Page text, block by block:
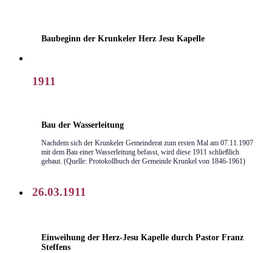
Baubeginn der Krunkeler Herz Jesu Kapelle
1911
Bau der Wasserleitung
Nachdem sich der Krunkeler Gemeinderat zum ersten Mal am 07.11.1907
mit dem Bau einer Wasserleitung befasst, wird diese 1911 schließlich
gebaut. (Quelle: Protokollbuch der Gemeinde Krunkel von 1846-1961)
26.03.1911
Einweihung der Herz-Jesu Kapelle durch Pastor Franz
Steffens